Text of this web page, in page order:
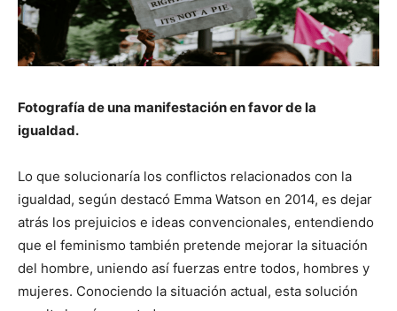
Fotografía de una manifestación en favor de la
igualdad.
Lo que solucionaría los conflictos relacionados con la
igualdad, según destacó Emma Watson en 2014, es dejar
atrás los prejuicios e ideas convencionales, entendiendo
que el feminismo también pretende mejorar la situación
del hombre, uniendo así fuerzas entre todos, hombres y
mujeres. Conociendo la situación actual, esta solución